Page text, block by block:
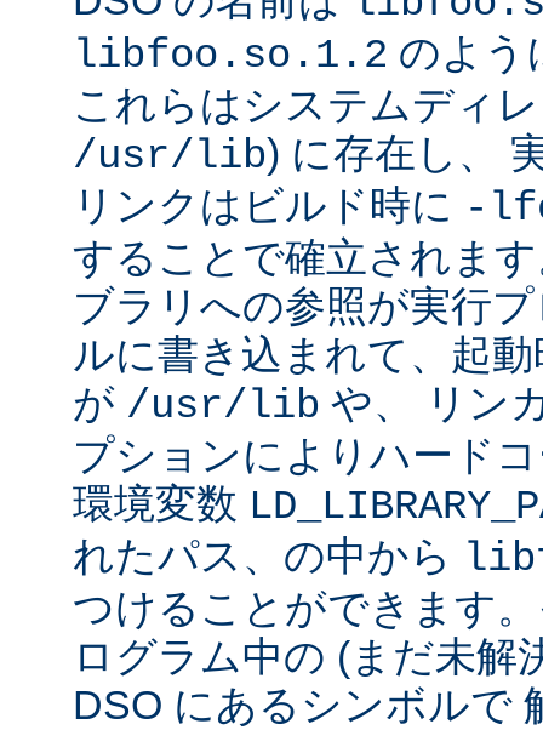
libfoo.so.1.2 のよう
これらはシステムディ
/usr/lib) に存在し、
リンクはビルド時に -
することで確立されま
ブラリへの参照が実行
ルに書き込まれて、起
が /usr/lib や、 リン
プションによりハード
環境変数
れたパス、の中から
つけることができます
ログラム中の (まだ未解
DSO にあるシンボルで